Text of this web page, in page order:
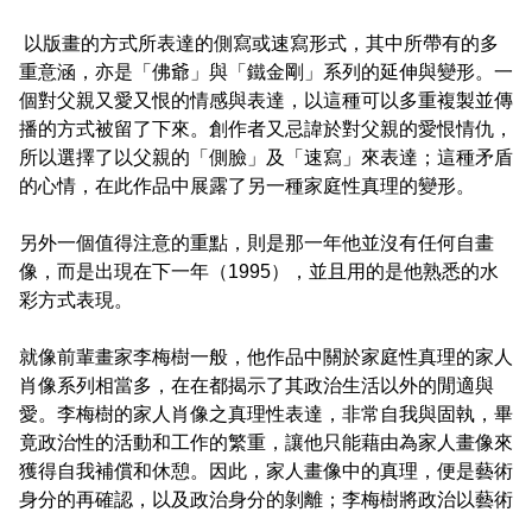
以版畫的方式所表達的側寫或速寫形式，其中所帶有的多
重意涵，亦是「佛爺」與「鐵金剛」系列的延伸與變形。一
個對父親又愛又恨的情感與表達，以這種可以多重複製並傳
播的方式被留了下來。創作者又忌諱於對父親的愛恨情仇，
所以選擇了以父親的「側臉」及「速寫」來表達；這種矛盾
的心情，在此作品中展露了另一種家庭性真理的變形。
另外一個值得注意的重點，則是那一年他並沒有任何自畫
像，而是出現在下一年（1995），並且用的是他熟悉的水
彩方式表現。
就像前輩畫家李梅樹一般，他作品中關於家庭性真理的家人
肖像系列相當多，在在都揭示了其政治生活以外的閒適與
愛。李梅樹的家人肖像之真理性表達，非常自我與固執，畢
竟政治性的活動和工作的繁重，讓他只能藉由為家人畫像來
獲得自我補償和休憩。因此，家人畫像中的真理，便是藝術
身分的再確認，以及政治身分的剝離；李梅樹將政治以藝術